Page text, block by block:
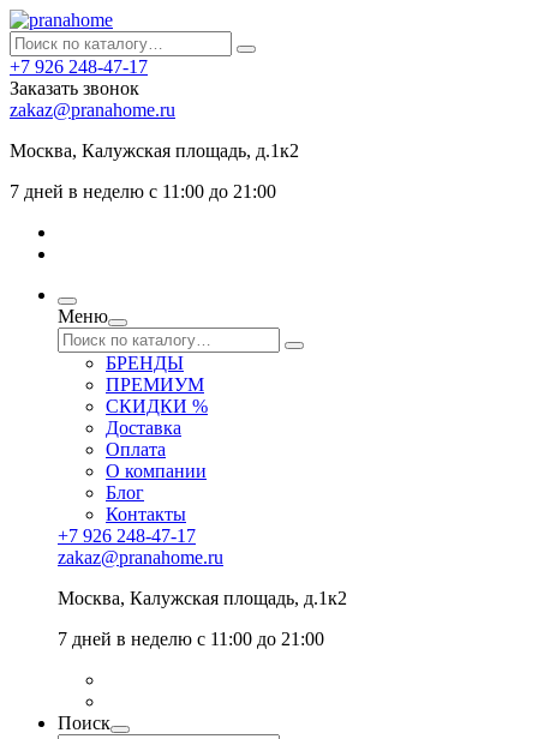
+7 926 248-47-17
Заказать звонок
zakaz@pranahome.ru
Москва, Калужская площадь, д.1к2
7 дней в неделю с 11:00 до 21:00
Меню
БРЕНДЫ
ПРЕМИУМ
СКИДКИ %
Доставка
Оплата
О компании
Блог
Контакты
+7 926 248-47-17
zakaz@pranahome.ru
Москва, Калужская площадь, д.1к2
7 дней в неделю с 11:00 до 21:00
Поиск